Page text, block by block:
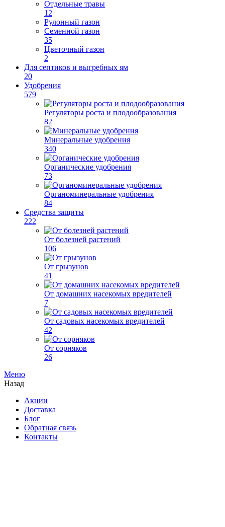
Отдельные травы
12
Рулонный газон
Семенной газон
35
Цветочный газон
2
Для септиков и выгребных ям
20
Удобрения
579
Регуляторы роста и плодообразования
82
Минеральные удобрения
340
Органические удобрения
73
Органоминеральные удобрения
84
Средства защиты
222
От болезней растений
106
От грызунов
41
От домашних насекомых вредителей
7
От садовых насекомых вредителей
42
От сорняков
26
Меню
Назад
Акции
Доставка
Блог
Обратная связь
Контакты